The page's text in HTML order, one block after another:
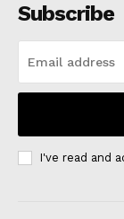
Subscribe
I've read and